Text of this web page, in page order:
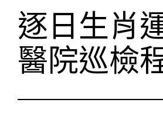
逐日生肖
醫院巡檢